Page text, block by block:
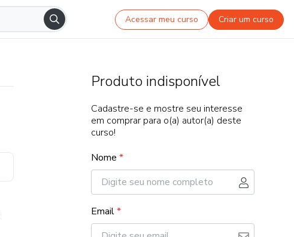
Acessar meu curso Criar um curso
Produto indisponível
Cadastre-se e mostre seu interesse
em comprar para o(a) autor(a) deste
curso!
Nome *
Email*